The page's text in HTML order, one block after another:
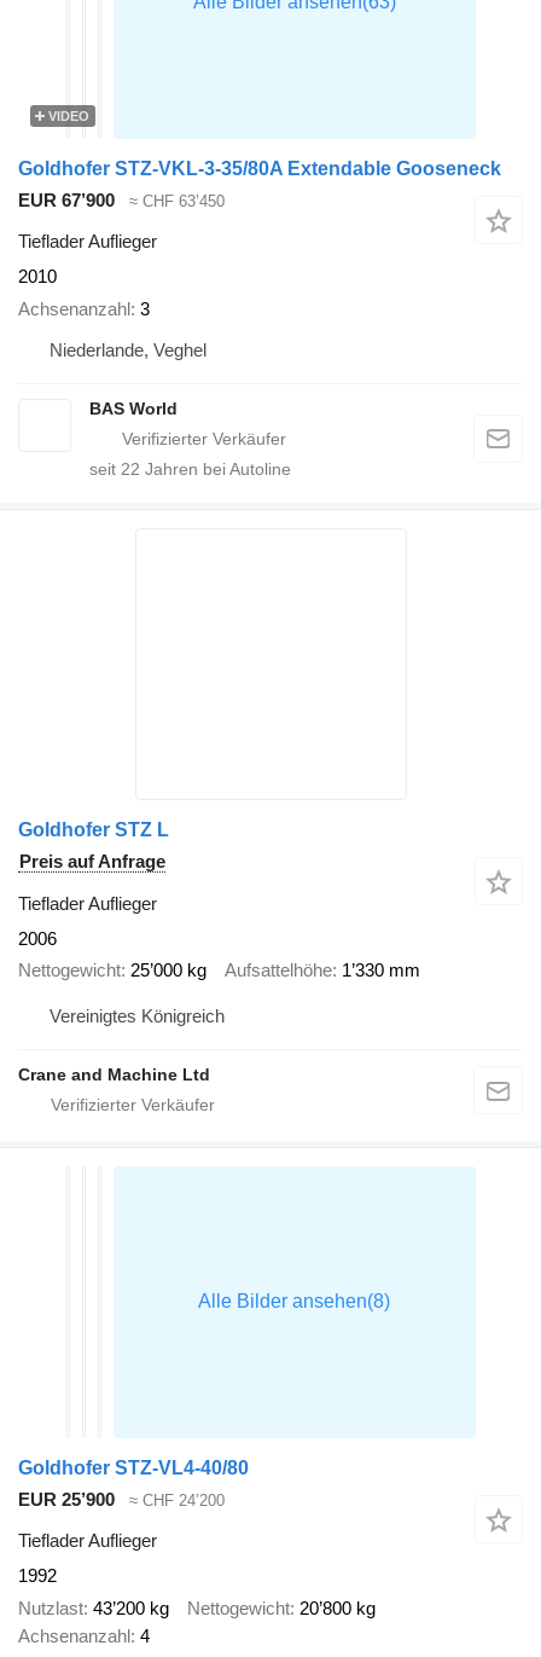
VIDEO
Goldhofer STZ-VKL-3-35/80A Extendable Gooseneck
EUR 67’900
≈ CHF 63’450
Tieflader Auflieger
2010
Achsenanzahl 3
Niederlande, Veghel
BAS World
seit 22 Jahren bei Autoline
Goldhofer STZ L
Preis auf Anfrage
Tieflader Auflieger
2006
Nettogewicht 25’000 kg Aufsattelhöhe 1’330 mm
Vereinigtes Königreich
Crane and Machine Ltd
Goldhofer STZ-VL4-40/80
EUR 25’900
≈ CHF 24’200
Tieflader Auflieger
1992
Nutzlast 43’200 kg Nettogewicht 20’800 kg
Achsenanzahl 4